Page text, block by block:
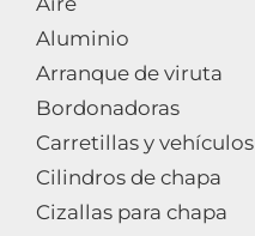
Aluminio
Arranque de viruta
Bordonadoras
Carretillas y vehículos
Cilindros de chapa
Cizallas para chapa